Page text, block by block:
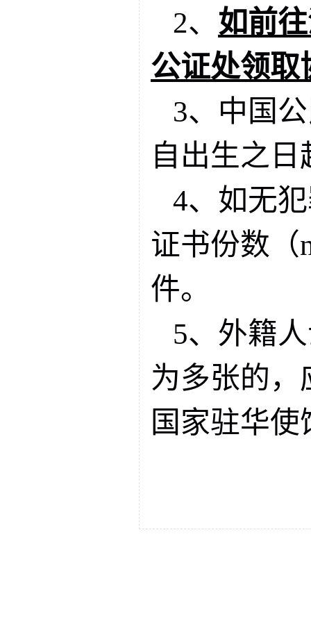
2、 如前
公证处领取
3、中国
自出生之
4、如无
证书份数（
件。
5、外籍
为多张的
国家驻华